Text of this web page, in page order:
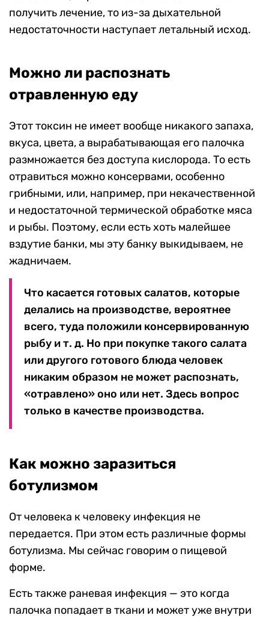
получить лечение, то из-за дыхательной
недостаточности наступает летальный исход.
Можно ли распознать
отравленную еду
Этот токсин не имеет вообще никакого запаха,
вкуса, цвета, а вырабатывающая его палочка
размножается без доступа кислорода. То есть
отравиться можно консервами, особенно
грибными, или, например, при некачественной
и недостаточной термической обработке мяса
и рыбы. Поэтому, если есть хоть малейшее
вздутие банки, мы эту банку выкидываем, не
жадничаем.
Что касается готовых салатов, которые
делались на производстве, вероятнее
всего, туда положили консервированную
рыбу и т. д. Но при покупке такого салата
или другого готового блюда человек
никаким образом не может распознать,
«отравлено» оно или нет. Здесь вопрос
только в качестве производства.
Как можно заразиться
ботулизмом
От человека к человеку инфекция не
передается. При этом есть различные формы
ботулизма. Мы сейчас говорим о пищевой
форме.
Есть также раневая инфекция — это когда
палочка попадает в ткани и может уже внутри